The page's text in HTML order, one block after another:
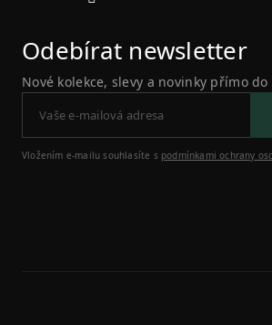
Odebírat newsletter
Nové kolekce, slevy a novinky přímo do
Vložením e-mailu souhlasíte s podmínkami ochrany